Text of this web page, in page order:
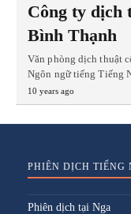
Công ty dịch
Bình Thạnh
Văn phòng dịch thuật
Ngôn ngữ tiếng Tiếng
10 years ago
PHIÊN DỊCH TIẾNG
Phiên dịch tại Nga